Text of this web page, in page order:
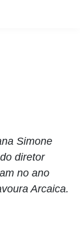
Simone
diretor
no ano
Arcaica.